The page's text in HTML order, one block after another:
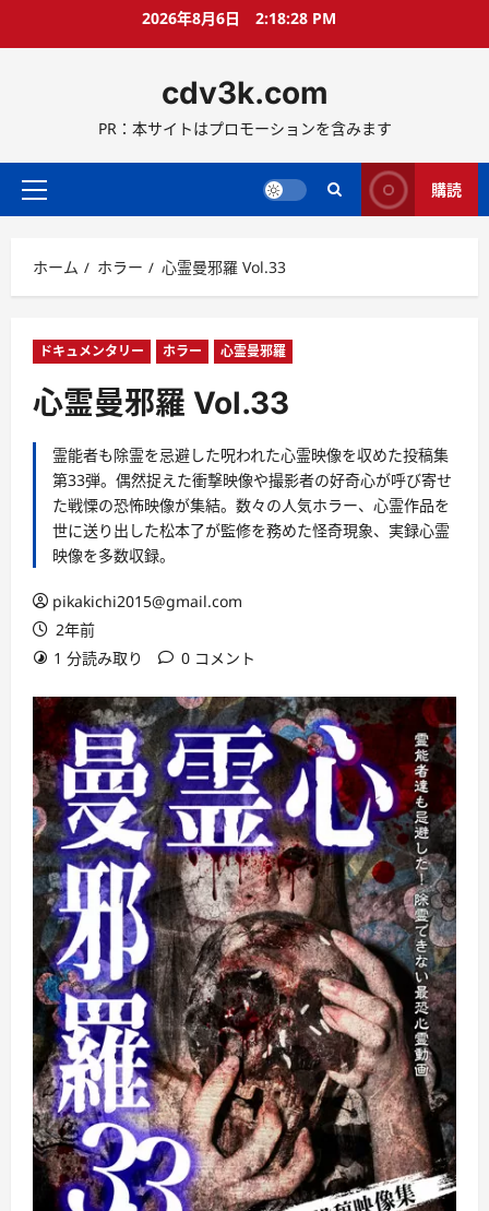
ス
ッ
2026年8月6日 2:18:29 PM
cdv3k.com
PR：本サイトはプロモーションを含みます
メ
メ
ニ
ー
購読
ホーム ホラー 心霊曼邪羅 Vol.33
ドキュメンタリー ホラー 心霊曼邪羅
心霊曼邪羅 Vol.33
霊能者も除霊を忌避した呪われた心霊映像を収めた投稿集
第33弾。偶然捉えた衝撃映像や撮影者の好奇心が呼び寄せ
た戦慄の恐怖映像が集結。数々の人気ホラー、心霊作品を
世に送り出した松本了が監修を務めた怪奇現象、実録心霊
映像を多数収録。
pikakichi2015@gmail.com
2年前
1 分読み取り
0 コメント